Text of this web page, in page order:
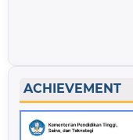
ACHIEVEMENT